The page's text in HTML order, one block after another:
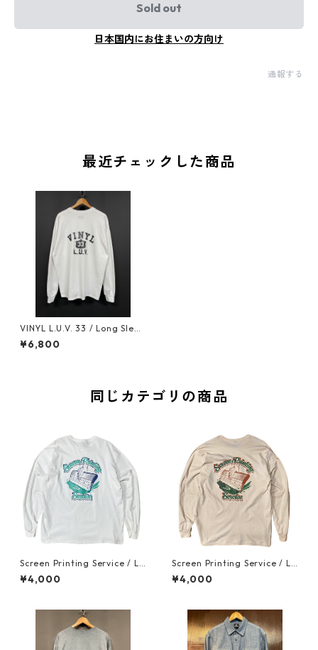
Sold out
日本国内にお住まいの方向け
通報する
最近チェックした商品
VINYL L.U.V. 33 / Long Sleev
e T-shirt (White x Black)
¥6,800
同じカテゴリの商品
Screen Printing Service / Lo
ng SleeveT-shirt (White)
¥4,000
Screen Printing Service / Lo
ng SleeveT-shirt (Sand)
¥4,000